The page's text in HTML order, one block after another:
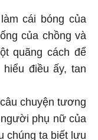
cái bóng của
của chồng và
quãng cách để
điều ấy, tan
chuyện tương
phụ nữ của
chúng ta biết lưu